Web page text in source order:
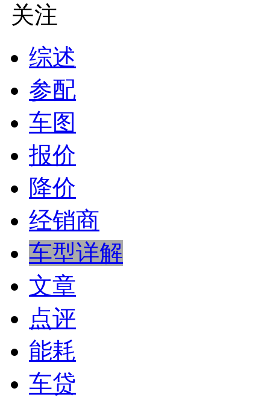
关注
综述
参配
车图
报价
降价
经销商
车型详解
文章
点评
能耗
车贷